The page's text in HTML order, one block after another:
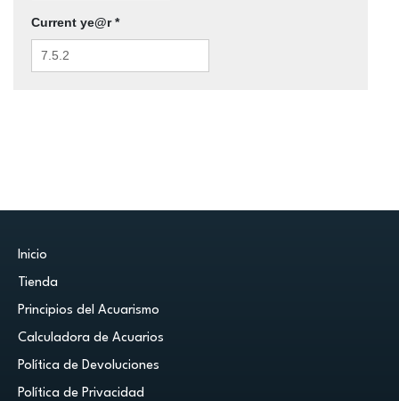
Current ye@r*
Inicio
Tienda
Principios del Acuarismo
Calculadora de Acuarios
Política de Devoluciones
Política de Privacidad